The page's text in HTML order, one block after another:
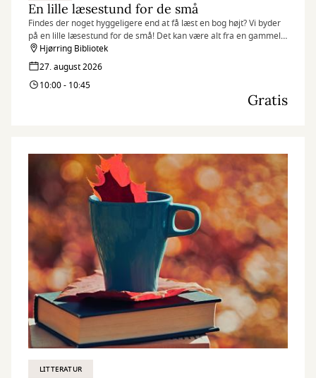
En lille læsestund for de små
Findes der noget hyggeligere end at få læst en bog højt? Vi byder
på en lille læsestund for de små! Det kan være alt fra en gammel
klassiker til en splinterny sag.
Hjørring Bibliotek
27. august 2026
10:00 - 10:45
Gratis
LITTERATUR